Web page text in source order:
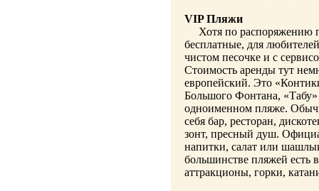
VIP Пляжи
Хотя по распоряжению
бесплатные, для
чистом песочке и с
Стоимость аренды тут
европейский. Это
Большого Фонтана,
одноименном пляже.
себя бар, ресторан,
зонт, пресный душ.
напитки, салат или
большинстве пляжей есть
аттракционы, горки,